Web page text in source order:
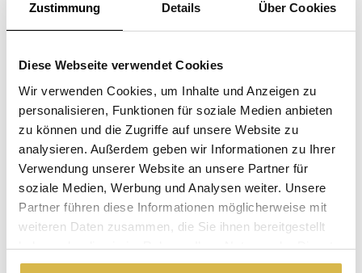
Zustimmung Details Über Cookies
Diese Webseite verwendet Cookies
Wir verwenden Cookies, um Inhalte und Anzeigen zu
personalisieren, Funktionen für soziale Medien anbieten
zu können und die Zugriffe auf unsere Website zu
analysieren. Außerdem geben wir Informationen zu Ihrer
Verwendung unserer Website an unsere Partner für
soziale Medien, Werbung und Analysen weiter. Unsere
Partner führen diese Informationen möglicherweise mit
weiteren Daten zusammen, die Sie ihnen bereitgestellt
haben oder die sie im Rahmen Ihrer Nutzung der Dienste
gesammelt haben.
Echte Bronze ist wertvoll, warm und zeitlos!
Vorrätig
(Lieferzeit 2-3 Werktagen)
Der angegebene Preis ist inkl.Versandkosten.
Nicht zufrieden, Geld zurück